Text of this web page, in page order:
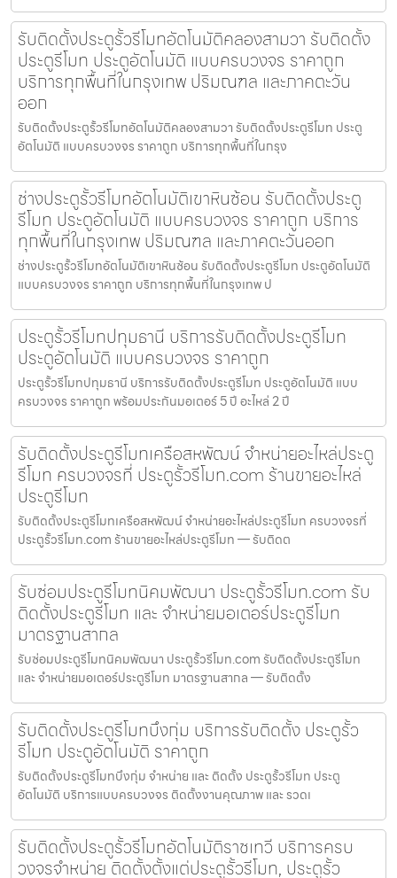
รับติดตั้งประตูรั้วรีโมทอัตโนมัติคลองสามวา รับติดตั้ง
ประตูรีโมท ประตูอัตโนมัติ แบบครบวงจร ราคาถูก
บริการทุกพื้นที่ในกรุงเทพ ปริมณฑล และภาคตะวัน
ออก
รับติดตั้งประตูรั้วรีโมทอัตโนมัติคลองสามวา รับติดตั้งประตูรีโมท ประตู
อัตโนมัติ แบบครบวงจร ราคาถูก บริการทุกพื้นที่ในกรุง
ช่างประตูรั้วรีโมทอัตโนมัติเขาหินซ้อน รับติดตั้งประตู
รีโมท ประตูอัตโนมัติ แบบครบวงจร ราคาถูก บริการ
ทุกพื้นที่ในกรุงเทพ ปริมณฑล และภาคตะวันออก
ช่างประตูรั้วรีโมทอัตโนมัติเขาหินซ้อน รับติดตั้งประตูรีโมท ประตูอัตโนมัติ
แบบครบวงจร ราคาถูก บริการทุกพื้นที่ในกรุงเทพ ป
ประตูรั้วรีโมทปทุมธานี บริการรับติดตั้งประตูรีโมท
ประตูอัตโนมัติ แบบครบวงจร ราคาถูก
ประตูรั้วรีโมทปทุมธานี บริการรับติดตั้งประตูรีโมท ประตูอัตโนมัติ แบบ
ครบวงจร ราคาถูก พร้อมประกันมอเตอร์ 5 ปี อะไหล่ 2 ปี
รับติดตั้งประตูรีโมทเครือสหพัฒน์ จำหน่ายอะไหล่ประตู
รีโมท ครบวงจรที่ ประตูรั้วรีโมท.com ร้านขายอะไหล่
ประตูรีโมท
รับติดตั้งประตูรีโมทเครือสหพัฒน์ จำหน่ายอะไหล่ประตูรีโมท ครบวงจรที่
ประตูรั้วรีโมท.com ร้านขายอะไหล่ประตูรีโมท — รับติดต
รับซ่อมประตูรีโมทนิคมพัฒนา ประตูรั้วรีโมท.com รับ
ติดตั้งประตูรีโมท และ จำหน่ายมอเตอร์ประตูรีโมท
มาตรฐานสากล
รับซ่อมประตูรีโมทนิคมพัฒนา ประตูรั้วรีโมท.com รับติดตั้งประตูรีโมท
และ จำหน่ายมอเตอร์ประตูรีโมท มาตรฐานสากล — รับติดตั้ง
รับติดตั้งประตูรีโมทบึงกุ่ม บริการรับติดตั้ง ประตูรั้ว
รีโมท ประตูอัตโนมัติ ราคาถูก
รับติดตั้งประตูรีโมทบึงกุ่ม จำหน่าย และ ติดตั้ง ประตูรั้วรีโมท ประตู
อัตโนมัติ บริการแบบครบวงจร ติดตั้งงานคุณภาพ และ รวดเ
รับติดตั้งประตูรั้วรีโมทอัตโนมัติราชเทวี บริการครบ
วงจรจำหน่าย ติดตั้งตั้งแต่ประตูรั้วรีโมท, ประตูรั้ว